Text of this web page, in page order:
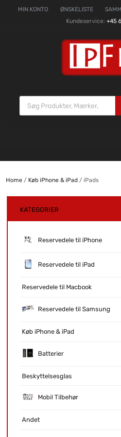
MIN KONTO ØNSKELISTE
Kundeservice: +45
Home/ Køb iPhone & iPad/ iPads
KATEGORIER
Reservedele til iPhone
Reservedele til iPad
Reservedele til Macbook
Reservedele til Samsung
Køb iPhone & iPad
Batterier
Beskyttelsesglas
Mobil Tilbehør
Andet